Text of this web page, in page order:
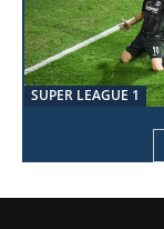
SUPER LEAGUE 1